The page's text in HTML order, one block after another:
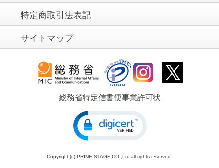
特定商取引法表記
サイトマップ
総務省特定信書便事業許可状
Copyright (c) PRIME STAGE.CO.,Ltd all rights reserved.